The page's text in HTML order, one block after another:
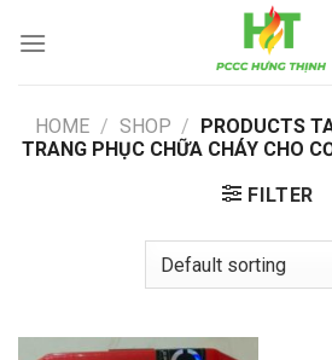
HOME / SHOP / PRODUCTS
TRANG PHỤC CHỮA CHÁY CHO
FILTER